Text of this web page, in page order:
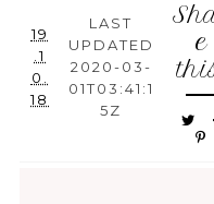
19
.1
0.
18
LAST
UPDATED
2020-03-
01T03:41:1
5Z
e